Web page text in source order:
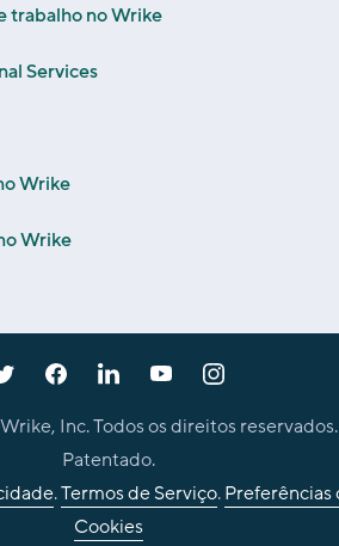
trabalho no Wrike
Services
Wrike
Wrike
Inc. Todos os direitos reservados.
Patentado.
.Termos de Serviço.Preferências
Cookies